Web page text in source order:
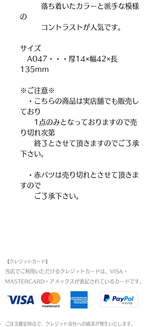
落ち着いたカラーと派手な模様
の
コントラストが人気です。
サイズ
A047・・・厚14×幅42×長
135mm
※ご注意※
・こちらの商品は実店舗でも販売し
ており
1点のみとなっておりますので売
り切れ次第
終了とさせて頂きますのでご了承
下さい。
・赤バツは売り切れとさせて頂きま
すので
ご了承下さい。
【クレジットカード】
当店でご利用いただけるクレジットカードは、VISA・
MASTERCARD・アメックスが表記されているカードです。​
ご注文確定時点で、クレジット会社への請求が発生いたします。